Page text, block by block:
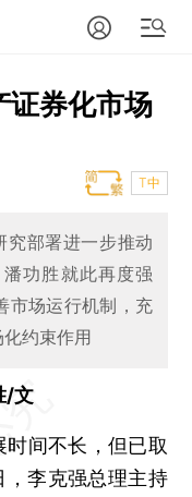
证券化市场
T中
究部署进一步推动
功胜就此再度强
市场运行机制，充
约束作用
/文
间不长，但已取
李克强总理主持